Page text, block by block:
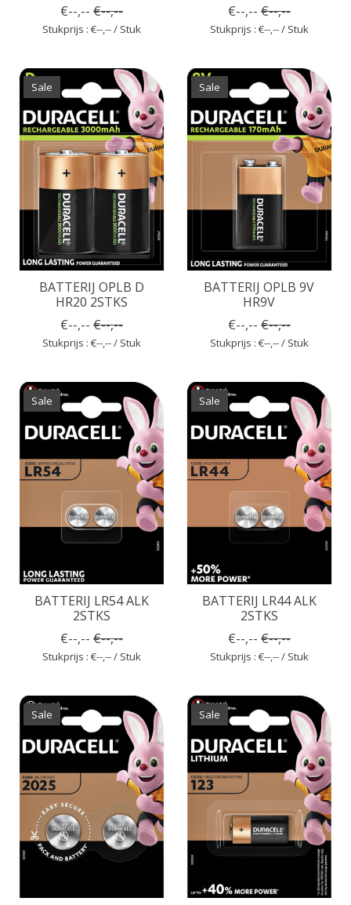
€--,-- €--,--
Stukprijs : €--,-- / Stuk
€--,-- €--,--
Stukprijs : €--,-- / Stuk
Sale
BATTERIJ OPLB D
HR20 2STKS
€--,-- €--,--
Stukprijs : €--,-- / Stuk
Sale
BATTERIJ OPLB 9V
HR9V
€--,-- €--,--
Stukprijs : €--,-- / Stuk
Sale
BATTERIJ LR54 ALK
2STKS
€--,-- €--,--
Stukprijs : €--,-- / Stuk
Sale
BATTERIJ LR44 ALK
2STKS
€--,-- €--,--
Stukprijs : €--,-- / Stuk
Sale Sale